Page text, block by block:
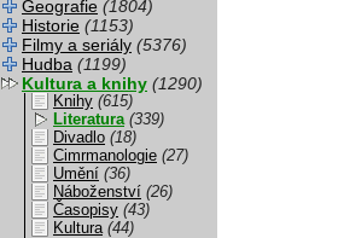
Geografie (1804)
Historie (1153)
Filmy a seriály (5376)
Hudba (1199)
Kultura a knihy (1290)
Knihy (615)
Literatura (339)
Divadlo (18)
Cimrmanologie (27)
Umění (36)
Náboženství (26)
Časopisy (43)
Kultura (44)